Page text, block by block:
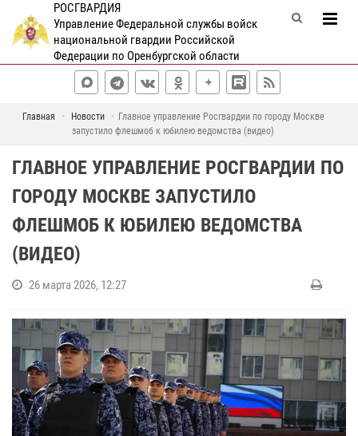
РОСГВАРДИЯ
Управление Федеральной службы войск
национальной гвардии Российской
Федерации по Оренбургской области
Главная Новости
Главное управление Росгвардии по городу Москве
запустило флешмоб к юбилею ведомства (видео)
ГЛАВНОЕ УПРАВЛЕНИЕ РОСГВАРДИИ ПО
ГОРОДУ МОСКВЕ ЗАПУСТИЛО
ФЛЕШМОБ К ЮБИЛЕЮ ВЕДОМСТВА
(ВИДЕО)
26 марта 2026, 12:27